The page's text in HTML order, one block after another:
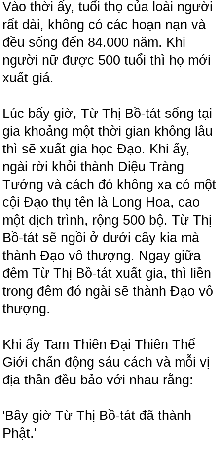
Vào thời ấy, tuổi thọ của loài người
rất dài, không có các hoạn nạn và
đều sống đến 84.000 năm. Khi
người nữ được 500 tuổi thì họ mới
xuất giá.
Lúc bấy giờ, Từ Thị Bồ-tát sống tại
gia khoảng một thời gian không lâu
thì sẽ xuất gia học Đạo. Khi ấy,
ngài rời khỏi thành Diệu Tràng
Tướng và cách đó không xa có một
cội Đạo thụ tên là Long Hoa, cao
một dịch trình, rộng 500 bộ. Từ Thị
Bồ-tát sẽ ngồi ở dưới cây kia mà
thành Đạo vô thượng. Ngay giữa
đêm Từ Thị Bồ-tát xuất gia, thì liền
trong đêm đó ngài sẽ thành Đạo vô
thượng.
Khi ấy Tam Thiên Đại Thiên Thế
Giới chấn động sáu cách và mỗi vị
địa thần đều bảo với nhau rằng:
'Bây giờ Từ Thị Bồ-tát đã thành
Phật.'